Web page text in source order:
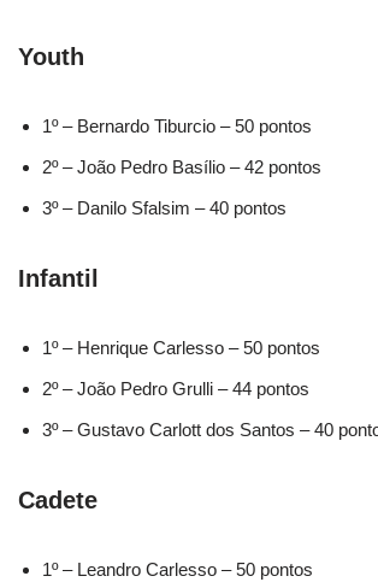
Youth
1º – Bernardo Tiburcio – 50 pontos
2º – João Pedro Basílio – 42 pontos
3º – Danilo Sfalsim – 40 pontos
Infantil
1º – Henrique Carlesso – 50 pontos
2º – João Pedro Grulli – 44 pontos
3º – Gustavo Carlott dos Santos – 40
Cadete
1º – Leandro Carlesso – 50 pontos